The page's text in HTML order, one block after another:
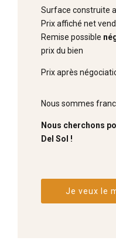
Surface construite
Prix affiché net
Remise possible
prix du bien
Prix après
Nous sommes
Nous cherchons
Del Sol !
Je veux le